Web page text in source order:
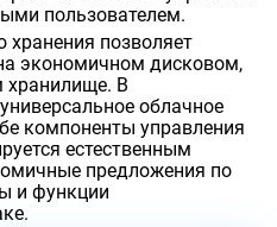
пользователем.
хранения позволяет
экономичном дисковом,
хранилище. В
облачное
компоненты управления
естественным
предложения по
и функции